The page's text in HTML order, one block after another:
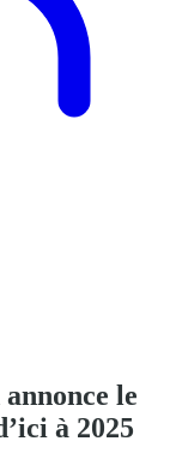
le
à 2025